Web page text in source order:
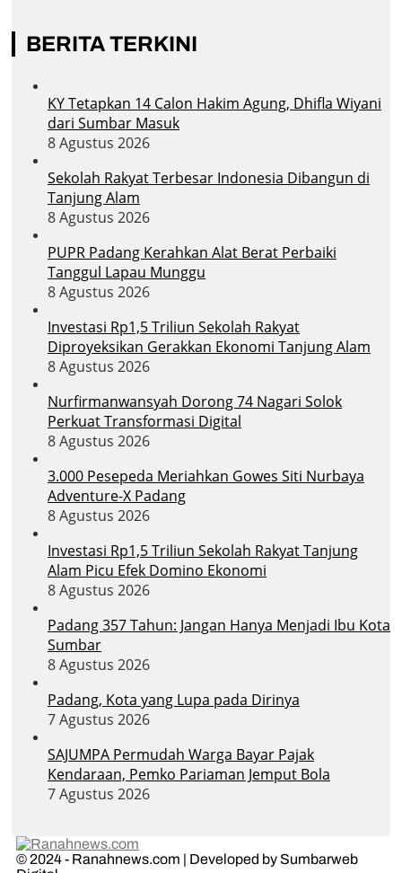
BERITA TERKINI
KY Tetapkan 14 Calon Hakim Agung, Dhifla Wiyani
dari Sumbar Masuk
8 Agustus 2026
Sekolah Rakyat Terbesar Indonesia Dibangun di
Tanjung Alam
8 Agustus 2026
PUPR Padang Kerahkan Alat Berat Perbaiki
Tanggul Lapau Munggu
8 Agustus 2026
Investasi Rp1,5 Triliun Sekolah Rakyat
Diproyeksikan Gerakkan Ekonomi Tanjung Alam
8 Agustus 2026
Nurfirmanwansyah Dorong 74 Nagari Solok
Perkuat Transformasi Digital
8 Agustus 2026
3.000 Pesepeda Meriahkan Gowes Siti Nurbaya
Adventure-X Padang
8 Agustus 2026
Investasi Rp1,5 Triliun Sekolah Rakyat Tanjung
Alam Picu Efek Domino Ekonomi
8 Agustus 2026
Padang 357 Tahun: Jangan Hanya Menjadi Ibu Kota
Sumbar
8 Agustus 2026
Padang, Kota yang Lupa pada Dirinya
7 Agustus 2026
SAJUMPA Permudah Warga Bayar Pajak
Kendaraan, Pemko Pariaman Jemput Bola
7 Agustus 2026
© 2024 - Ranahnews.com | Developed by Sumbarweb